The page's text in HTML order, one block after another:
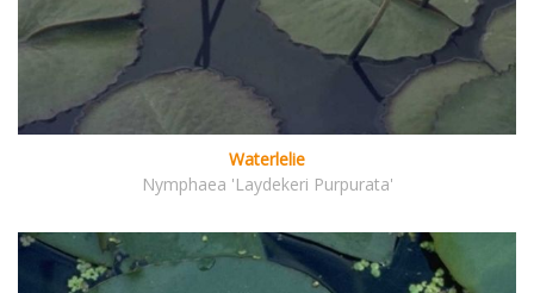
Waterlelie
Nymphaea 'Laydekeri Purpurata'